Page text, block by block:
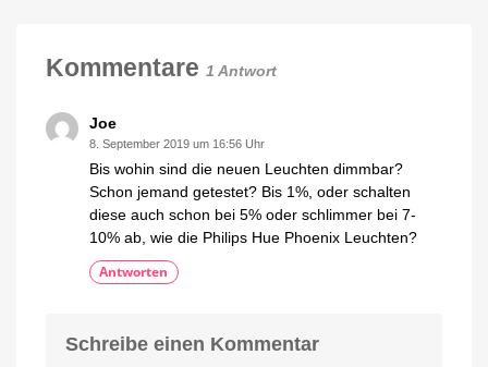
günstig
Kommentare 1 Antwort
Joe
8. September 2019 um 16:56 Uhr
Bis wohin sind die neuen Leuchten dimmbar?
Schon jemand getestet? Bis 1%, oder schalten
diese auch schon bei 5% oder schlimmer bei 7-
10% ab, wie die Philips Hue Phoenix Leuchten?
Antworten
Schreibe einen Kommentar